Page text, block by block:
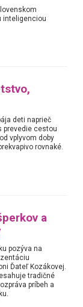
inteligenciou
deti naprieč
prevedie cestou
vplyvom doby
rovnaké.
a
pozýva na
Ďateľ Kozákovej.
tradičné
príbeh a